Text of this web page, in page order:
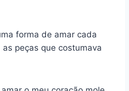
forma de amar cada
peças que costumava